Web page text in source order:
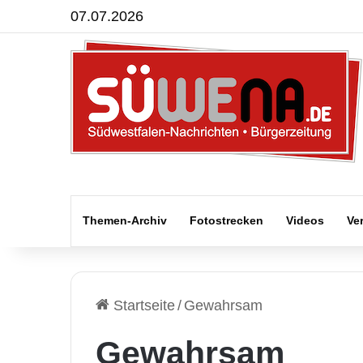
07.07.2026
Themen-Archiv Fotostrecken Videos
Startseite/ Gewahrsam
Gewahrsam